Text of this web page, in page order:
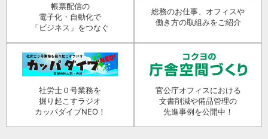
帳票配信の
電子化・自動化で
「ビジネス」をつなぐ
総務のお仕事、オフィスや
働き方の取組みをご紹介
社労士０号業務を
掘り起こすラジオ
カッパダイブNEO！
官公庁オフィスにおける
文書削減や備品管理の
先進事例を公開中！